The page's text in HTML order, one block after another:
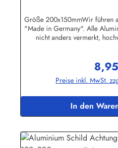
Größe 200x150mmWir führen
"Made in Germany". Alle
nicht anders vermerkt,
erkennen. Es handelt sich
Problem bei den Bild-Dateien.
diese Linien
und Etikettenfabrik GmbH
1642111
Preise inkl. MwSt.
In den